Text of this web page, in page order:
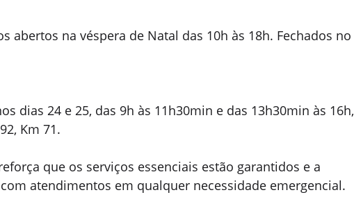
abertos na véspera de Natal das 10h às 18h. Fechados no
dias 24 e 25, das 9h às 11h30min e das 13h30min às 16h,
Km 71.
que os serviços essenciais estão garantidos e a
atendimentos em qualquer necessidade emergencial.